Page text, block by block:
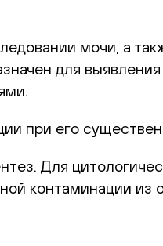
мочи, а
для
при его
Для
контаминации